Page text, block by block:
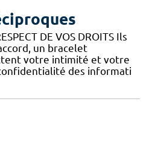
DE VOS DROITS Ils
un bracelet
votre intimité et votre
des informati